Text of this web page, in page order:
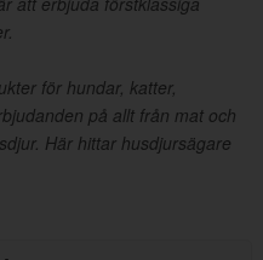
för hundar, katter,
på allt från mat och
Här hittar husdjursägare